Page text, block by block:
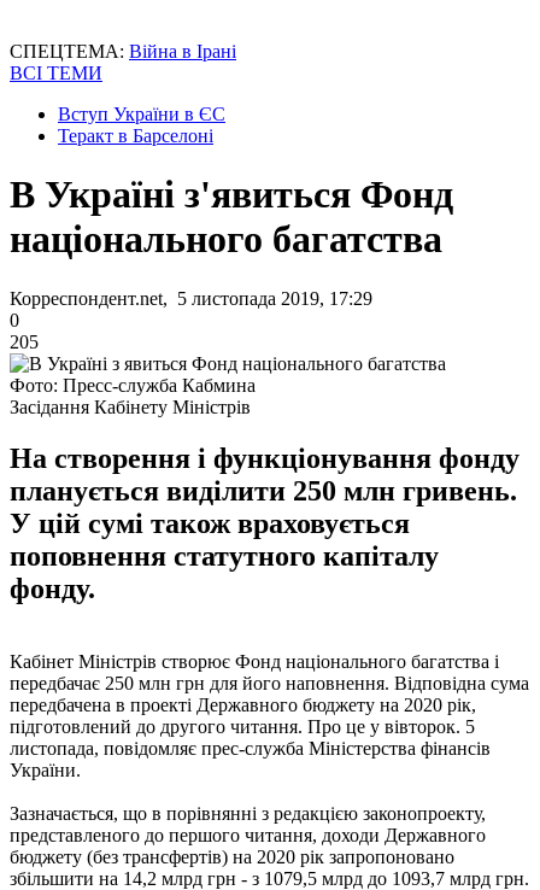
СПЕЦТЕМА: Війна в Ірані
ВСІ ТЕМИ
Вступ України в ЄС
Теракт в Барселоні
В Україні з'явиться Фонд
національного багатства
Корреспондент.net, 5 листопада 2019, 17:29
0
205
Фото: Пресс-служба Кабмина
Засідання Кабінету Міністрів
На створення і функціонування фонду
планується виділити 250 млн гривень.
У цій сумі також враховується
поповнення статутного капіталу
фонду.
Кабінет Міністрів створює Фонд національного багатства і
передбачає 250 млн грн для його наповнення. Відповідна сума
передбачена в проекті Державного бюджету на 2020 рік,
підготовлений до другого читання. Про це у вівторок. 5
листопада, повідомляє прес-служба Міністерства фінансів
України.
Зазначається, що в порівнянні з редакцією законопроекту,
представленого до першого читання, доходи Державного
бюджету (без трансфертів) на 2020 рік запропоновано
збільшити на 14,2 млрд грн - з 1079,5 млрд до 1093,7 млрд грн.